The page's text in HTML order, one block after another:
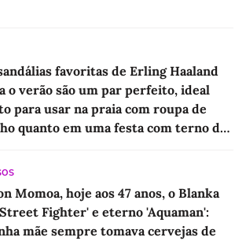
favoritas de Erling Haaland
o verão são um par perfeito, ideal
para usar na praia com roupa de
quanto em uma festa com terno de
Momoa, hoje aos 47 anos, o Blanka
Fighter' e eterno 'Aquaman':
mãe sempre tomava cervejas de